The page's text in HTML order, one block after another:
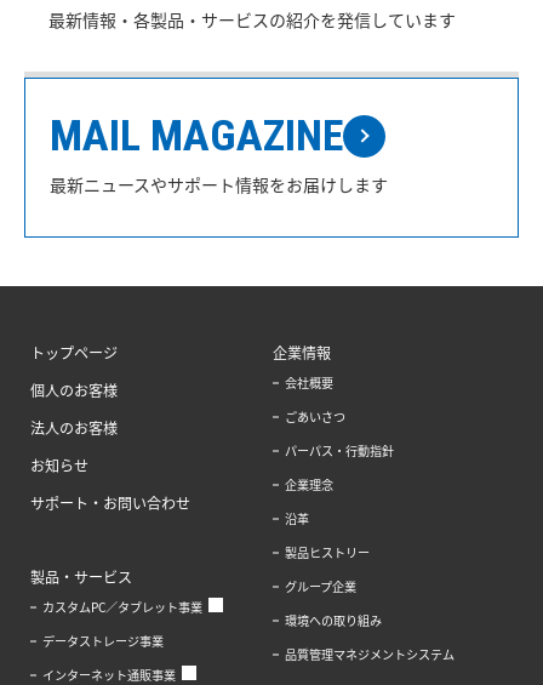
最新情報・各製品・サービスの紹介を発信しています
MAIL MAGAZINE
最新ニュースやサポート情報をお届けします
トップページ
個人のお客様
法人のお客様
お知らせ
サポート・お問い合わせ
製品・サービス
カスタムPC／タブレット事業
データストレージ事業
インターネット通販事業
企業情報
会社概要
ごあいさつ
パーパス・行動指針
企業理念
沿革
製品ヒストリー
グループ企業
環境への取り組み
品質管理マネジメントシステム